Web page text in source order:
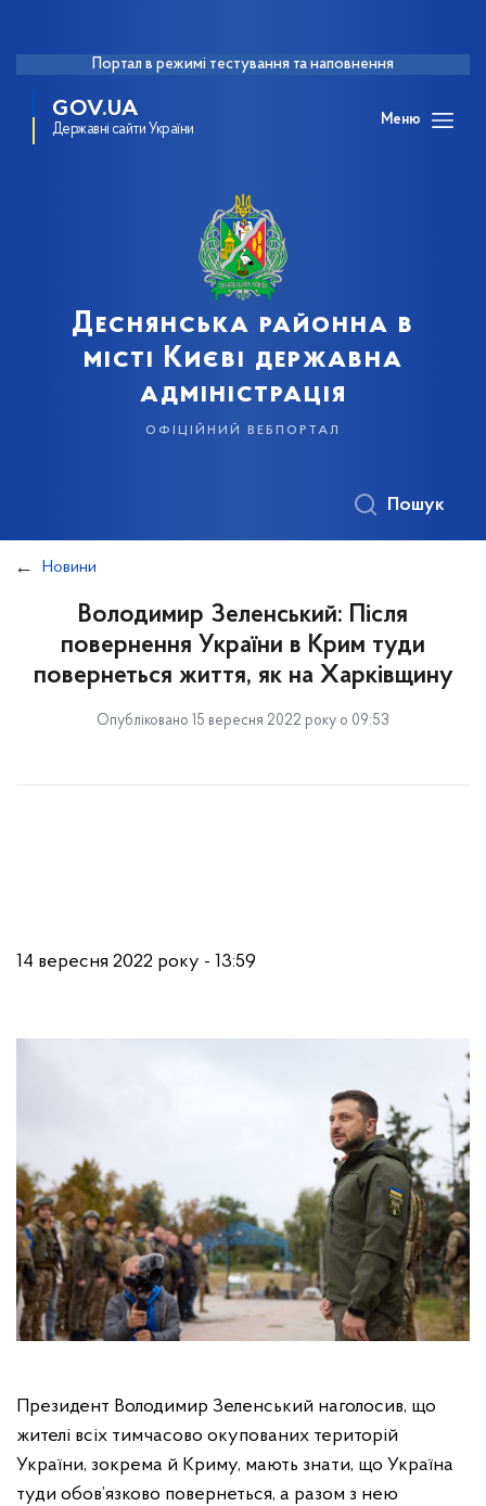
Портал в режимі тестування та наповнення
GOV.UA
Державні сайти України
Меню
Деснянська районна в
місті Києві державна
адміністрація
офіційний вебпортал
Пошук
Новини
Володимир Зеленський: Після
повернення України в Крим туди
повернеться життя, як на Харківщину
Опубліковано 15 вересня 2022 року о 09:53
14 вересня 2022 року - 13:59
Президент Володимир Зеленський наголосив, що
жителі всіх тимчасово окупованих територій
України, зокрема й Криму, мають знати, що Україна
туди обов’язково повернеться, а разом з нею